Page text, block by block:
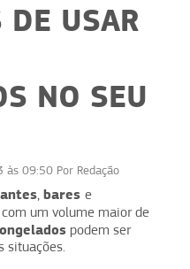
DE USAR
NO SEU
às 09:50 Por Redação
, bares e
um volume maior de
podem ser
situações.